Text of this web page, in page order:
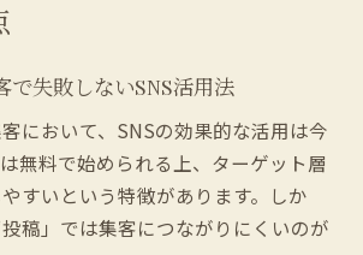
で失敗しないSNS活用法
において、SNSの効果的な活用は今
無料で始められる上、ターゲット層
すいという特徴があります。しか
稿」では集客につながりにくいのが